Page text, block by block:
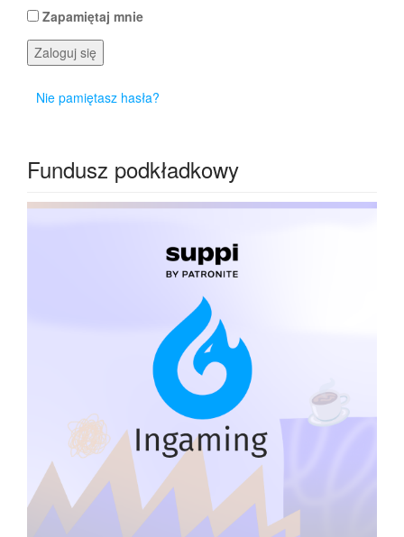
Zapamiętaj mnie
Zaloguj się
Nie pamiętasz hasła?
Fundusz podkładkowy